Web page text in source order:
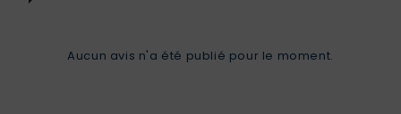
Aucun avis n'a été publié pour le moment.